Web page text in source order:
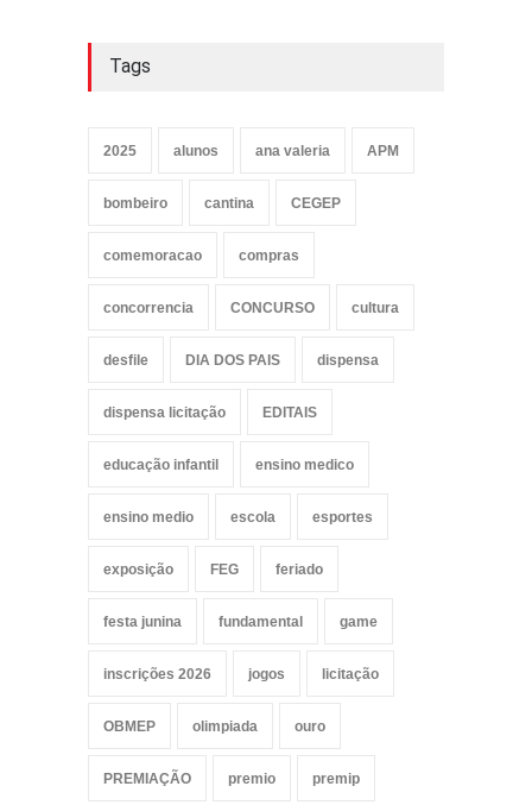
Tags
2025 alunos ana valeria APM
bombeiro cantina CEGEP
comemoracao compras
concorrencia CONCURSO cultura
desfile DIA DOS PAIS dispensa
dispensa licitação EDITAIS
educação infantil ensino medico
ensino medio escola esportes
exposição FEG feriado
festa junina fundamental game
inscrições 2026 jogos licitação
OBMEP olimpiada ouro
PREMIAÇÃO premio premip